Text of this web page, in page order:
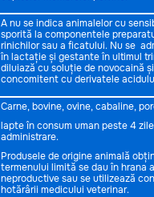
A nu se indica animalelor cu
sporită la componentele
rinichilor sau a ficatului. Nu se
în lactație și gestante în ultimul
diluiază cu soluție de novocaină
concomitent cu derivatele
Carne, bovine, ovine, cabaline,
lapte în consum uman peste 4
administrare.
Produsele de origine animală
termenului limită se dau în hrana
neproductive sau se utilizează
hotărârii medicului veterinar.